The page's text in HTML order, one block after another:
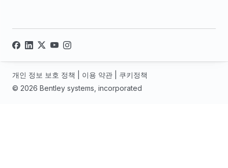
© 2026 Bentley systems, incorporated
개인 정보 보호 정책 이용 약관 쿠키정책